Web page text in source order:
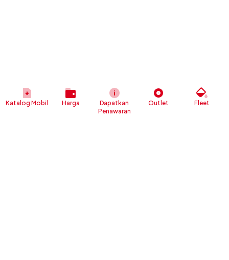
Katalog Mobil Harga
Dapatkan
Penawaran
Outlet Fleet